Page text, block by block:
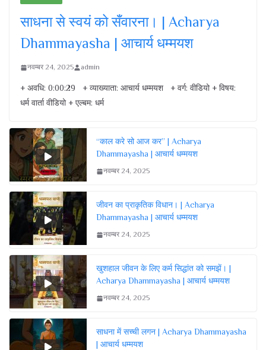
साधना से स्वयं को सँवारना। | Acharya
Dhammayasha | आचार्य धम्मयश
नवम्बर 24, 2025 admin
+ अवधि: 0:00:29 + व्याख्याता: आचार्य धम्मयश + वर्ग: वीडियो + विषय:
धर्म वार्ता वीडियो + एल्बम: धर्म
“काल करे सो आज कर” | Acharya
Dhammayasha | आचार्य धम्मयश
नवम्बर 24, 2025
जीवन का प्राकृतिक विधान। | Acharya
Dhammayasha | आचार्य धम्मयश
नवम्बर 24, 2025
खुशहाल जीवन के लिए कर्म सिद्धांत को समझें। |
Acharya Dhammayasha | आचार्य धम्मयश
नवम्बर 24, 2025
साधना में सच्ची लगन | Acharya Dhammayasha
| आचार्य धम्मयश